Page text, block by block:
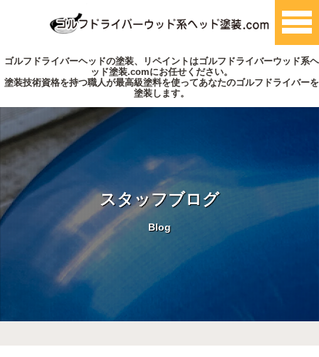
ゴルフドライバーヘッドの塗装、リペイントはゴルフドライバーウッド系ヘ
ッド塗装.comにお任せください。
塗装技術資格を持つ職人が最高級塗料を使ってあなたのゴルフドライバーを
塗装します。
スタッフブログ
Blog